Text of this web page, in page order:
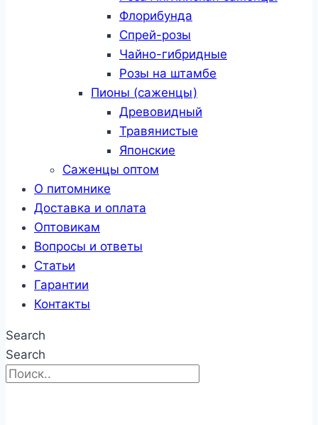
Флорибунда
Спрей-розы
Чайно-гибридные
Розы на штамбе
Пионы (саженцы)
Древовидный
Травянистые
Японские
Саженцы оптом
О питомнике
Доставка и оплата
Оптовикам
Вопросы и ответы
Статьи
Гарантии
Контакты
Search
Search